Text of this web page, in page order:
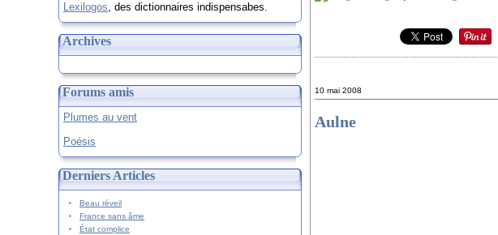
Lexilogos, des dictionnaires indispensabes.
Archives
Forums amis
Plumes au vent
Poésis
Derniers Articles
Beau réveil
France sans âme
État complice
10 mai 2008
Aulne